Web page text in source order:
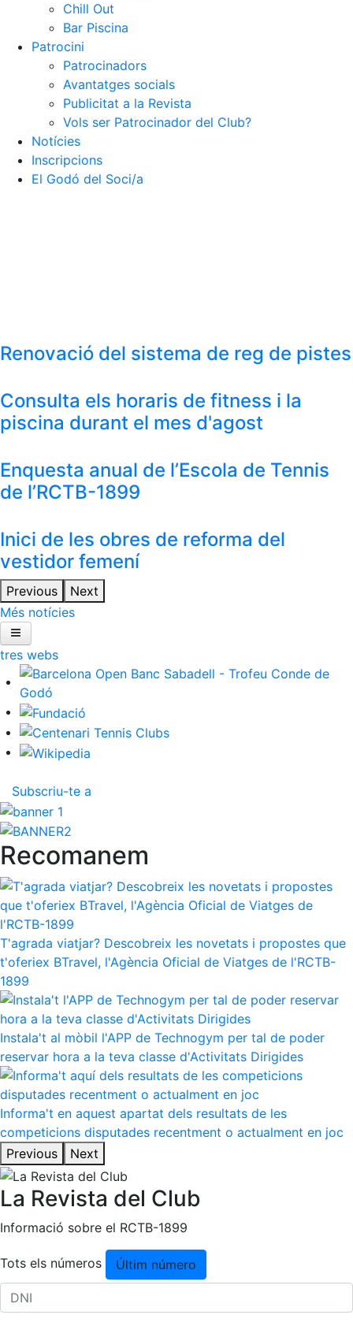
Chill Out
Bar Piscina
Patrocini
Patrocinadors
Avantatges socials
Publicitat a la Revista
Vols ser Patrocinador del Club?
Notícies
Inscripcions
El Godó del Soci/a
Renovació del sistema de reg de pistes
Consulta els horaris de fitness i la
piscina durant el mes d'agost
Enquesta anual de l’Escola de Tennis
de l’RCTB-1899
Inici de les obres de reforma del
vestidor femení
Previous
Next
Més notícies
Inici
Àrea social
Restaurants Patrocini
Inscripcions
webs
Subscriu-te a
Recomanem
T'agrada viatjar? Descobreix les novetats i propostes que
t'oferiex BTravel, l'Agència Oficial de Viatges de l'RCTB-
1899
Instala't al mòbil l'APP de Technogym per tal de poder
reservar hora a la teva classe d'Activitats Dirigides
Informa't en aquest apartat dels resultats de les
competicions disputades recentment o actualment en joc
Previous
Next
La Revista del Club
Informació sobre el RCTB-1899
Tots els números Últim número